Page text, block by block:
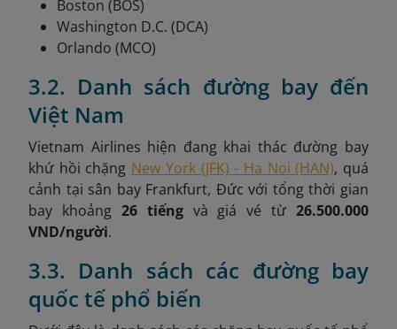
Boston (BOS)
Washington D.C. (DCA)
Orlando (MCO)
3.2. Danh sách đường bay đến
Việt Nam
Vietnam Airlines hiện đang khai thác đường bay
khứ hồi chặng New York (JFK) - Ha Noi (HAN), quá
cảnh tại sân bay Frankfurt, Đức với tổng thời gian
bay khoảng 26 tiếngvà giá vé từ 26.500.000
VND/người.
3.3. Danh sách các đường bay
quốc tế phổ biến